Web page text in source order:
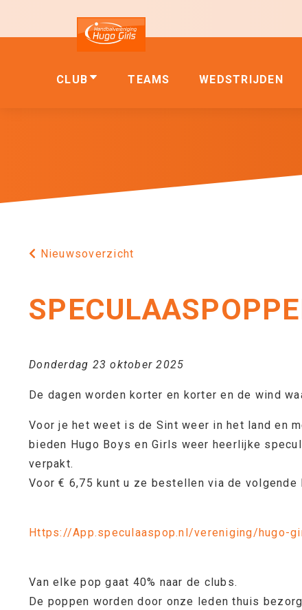
CLUB TEAMS WEDSTRIJDEN
Nieuwsoverzicht
Donderdag 23 oktober 2025
De dagen worden korter en korter en de wind
Voor je het weet is de Sint weer in het land en
bieden Hugo Boys en Girls weer heerlijke
verpakt.
Voor € 6,75 kunt u ze bestellen via de volgende
Https://App.speculaaspop.nl/vereniging/hugo-
Van elke pop gaat 40% naar de clubs.
De poppen worden door onze leden thuis